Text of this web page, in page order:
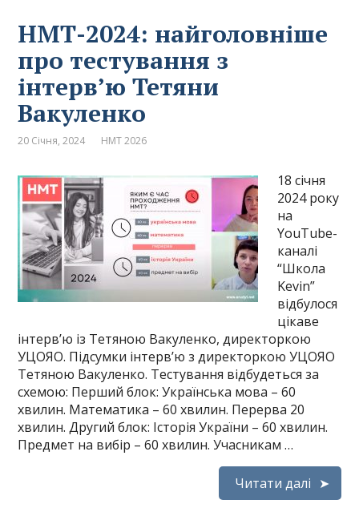
НМТ-2024: найголовніше
про тестування з
інтерв’ю Тетяни
Вакуленко
20 Січня, 2024 НМТ 2026
18 січня
2024 року
на
YouTube-
каналі
“Школа
Kevin”
відбулося
цікаве
інтерв’ю із Тетяною Вакуленко, директоркою
УЦОЯО. Підсумки інтерв’ю з директоркою УЦОЯО
Тетяною Вакуленко. Тестування відбудеться за
схемою: Перший блок: Українська мова – 60
хвилин. Математика – 60 хвилин. Перерва 20
хвилин. Другий блок: Історія України – 60 хвилин.
Предмет на вибір – 60 хвилин. Учасникам …
Читати далі